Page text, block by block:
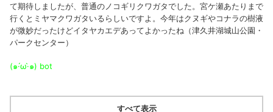
て期待しましたが、普通のノコギリクワガタでした。宮ケ瀬あたりまで
行くとミヤマクワガタいるらしいですよ。今年はクヌギやコナラの樹液
が微妙だったけどイタヤカエデあってよかったね（津久井湖城山公園・
パークセンター）
(๑·́ω·̀๑) bot
すべて表示